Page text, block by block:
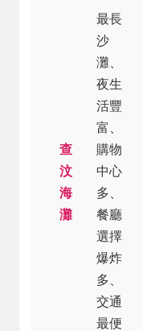
查
汶
海
灘
最長
沙
灘、
夜生
活豐
富、
購物
中心
多、
餐廳
選擇
爆炸
多、
交通
最便